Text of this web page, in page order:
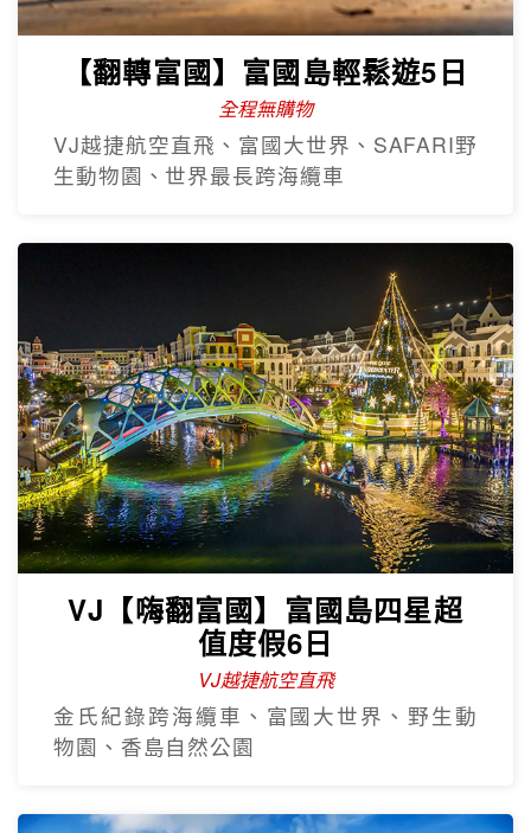
【翻轉富國】富國島輕鬆遊5日
全程無購物
VJ越捷航空直飛、富國大世界、SAFARI野
生動物園、世界最長跨海纜車
VJ【嗨翻富國】富國島四星超
值度假6日
VJ越捷航空直飛
金氏紀錄跨海纜車、富國大世界、野生動
物園、香島自然公園